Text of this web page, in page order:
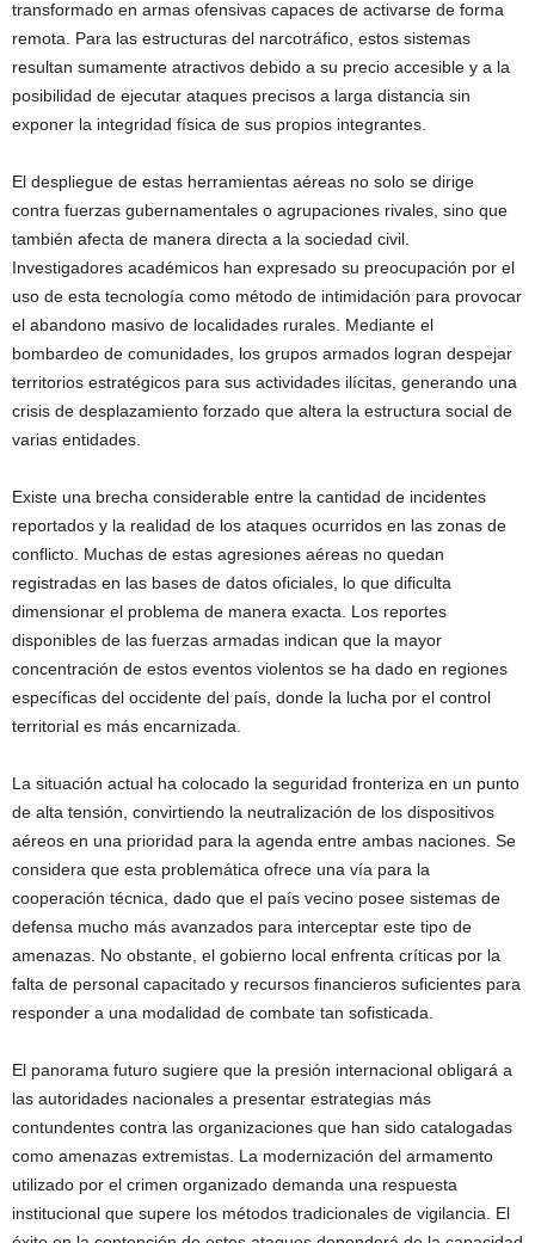
transformado en armas ofensivas capaces de activarse de forma
remota. Para las estructuras del narcotráfico, estos sistemas
resultan sumamente atractivos debido a su precio accesible y a la
posibilidad de ejecutar ataques precisos a larga distancia sin
exponer la integridad física de sus propios integrantes.
El despliegue de estas herramientas aéreas no solo se dirige
contra fuerzas gubernamentales o agrupaciones rivales, sino que
también afecta de manera directa a la sociedad civil.
Investigadores académicos han expresado su preocupación por el
uso de esta tecnología como método de intimidación para provocar
el abandono masivo de localidades rurales. Mediante el
bombardeo de comunidades, los grupos armados logran despejar
territorios estratégicos para sus actividades ilícitas, generando una
crisis de desplazamiento forzado que altera la estructura social de
varias entidades.
Existe una brecha considerable entre la cantidad de incidentes
reportados y la realidad de los ataques ocurridos en las zonas de
conflicto. Muchas de estas agresiones aéreas no quedan
registradas en las bases de datos oficiales, lo que dificulta
dimensionar el problema de manera exacta. Los reportes
disponibles de las fuerzas armadas indican que la mayor
concentración de estos eventos violentos se ha dado en regiones
específicas del occidente del país, donde la lucha por el control
territorial es más encarnizada.
La situación actual ha colocado la seguridad fronteriza en un punto
de alta tensión, convirtiendo la neutralización de los dispositivos
aéreos en una prioridad para la agenda entre ambas naciones. Se
considera que esta problemática ofrece una vía para la
cooperación técnica, dado que el país vecino posee sistemas de
defensa mucho más avanzados para interceptar este tipo de
amenazas. No obstante, el gobierno local enfrenta críticas por la
falta de personal capacitado y recursos financieros suficientes para
responder a una modalidad de combate tan sofisticada.
El panorama futuro sugiere que la presión internacional obligará a
las autoridades nacionales a presentar estrategias más
contundentes contra las organizaciones que han sido catalogadas
como amenazas extremistas. La modernización del armamento
utilizado por el crimen organizado demanda una respuesta
institucional que supere los métodos tradicionales de vigilancia. El